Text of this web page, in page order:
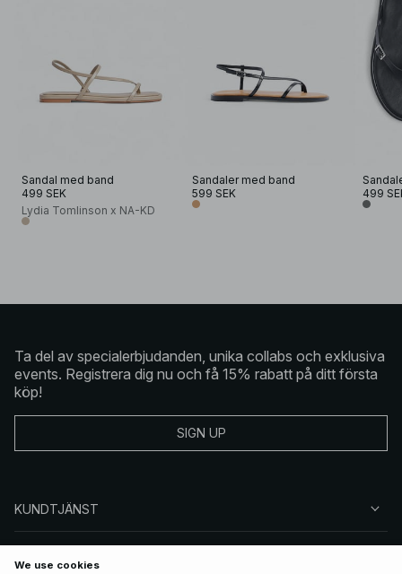
Sandal med band
499 SEK
Lydia Tomlinson x NA-KD
Sandaler med band
599 SEK
499
Ta del av specialerbjudanden, unika collabs och exklusiva
events. Registrera dig nu och få 15% rabatt på ditt första
köp!
SIGN UP
KUNDTJÄNST